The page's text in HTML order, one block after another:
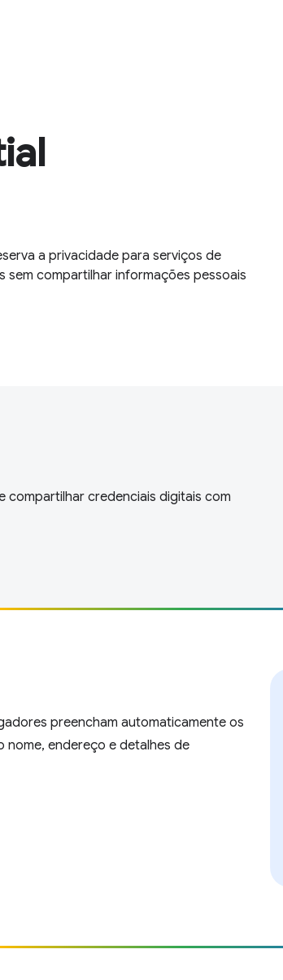
a privacidade para serviços de
sem compartilhar informações pessoais
compartilhar credenciais digitais com
preencham automaticamente os
nome, endereço e detalhes de